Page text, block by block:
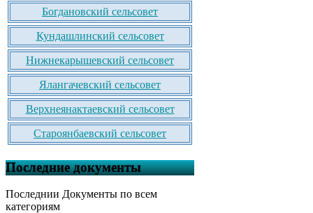
Богдановский сельсовет
Кундашлинский сельсовет
Нижнекарышевский сельсовет
Ялангачевский сельсовет
Верхнеянактаевский сельсовет
Староянбаевский сельсовет
Последние документы
Последнии Документы по всем
категориям